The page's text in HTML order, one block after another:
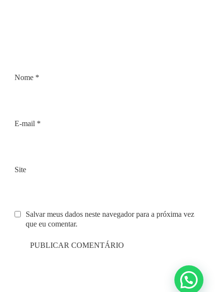
Nome *
E-mail *
Site
Salvar meus dados neste navegador para a próxima vez
que eu comentar.